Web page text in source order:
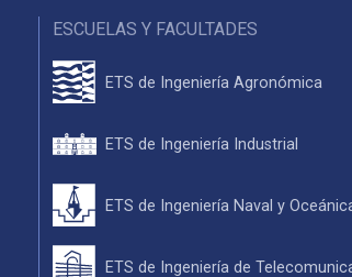
ESCUELAS Y FACULTADES
ETS de Ingeniería Agronómica
ETS de Ingeniería Industrial
ETS de Ingeniería Naval y
ETS de Ingeniería de